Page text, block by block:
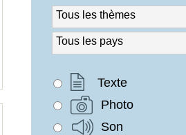
Texte
Photo
Son